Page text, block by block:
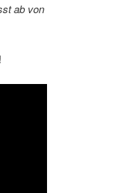
ab von